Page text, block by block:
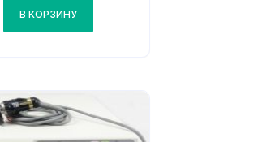
В КОРЗИНУ